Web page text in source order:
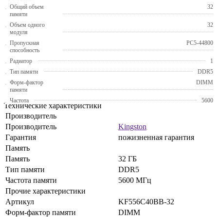
Общий объем
памяти
32
Объем одного
модуля
32
Пропускная
способность
PC5-44800
Радиатор
1
Тип памяти
DDR5
Форм-фактор
памяти
DIMM
Частота 5600
Технические характеристики
Производитель
Производитель
Kingston
Гарантия
пожизненная гарантия
Память
Память
32 ГБ
Тип памяти
DDR5
Частота памяти
5600 МГц
Прочие характеристики
Артикул
KF556C40BB-32
Форм-фактор памяти
DIMM